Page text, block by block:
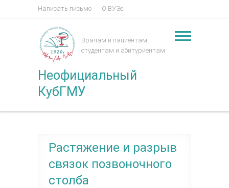
Написать письмо О ВУЗе
Неофициальный
КубГМУ
Врачам и пациентам,
студентам и абитуриентам
Растяжение и разрыв
связок позвоночного
столба